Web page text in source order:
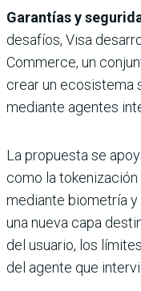
Garantías y
desafíos, Visa
Commerce, un
crear un ecosistema
mediante agentes
La propuesta se
como la
mediante biometría
una nueva capa
del usuario, los
del agente que